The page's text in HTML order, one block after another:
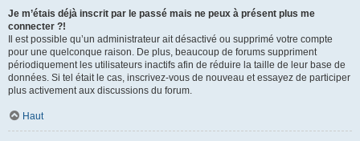
Je m’étais déjà inscrit par le passé mais ne peux à présent plus me
connecter ?!
Il est possible qu’un administrateur ait désactivé ou supprimé votre compte
pour une quelconque raison. De plus, beaucoup de forums suppriment
périodiquement les utilisateurs inactifs afin de réduire la taille de leur base de
données. Si tel était le cas, inscrivez-vous de nouveau et essayez de participer
plus activement aux discussions du forum.
Haut